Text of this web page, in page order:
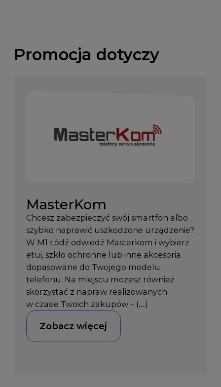
Promocja dotyczy
MasterKom
Chcesz zabezpieczyć swój smartfon albo
szybko naprawić uszkodzone urządzenie?
W M1 Łódź odwiedź Masterkom i wybierz
etui, szkło ochronne lub inne akcesoria
dopasowane do Twojego modelu
telefonu. Na miejscu możesz również
skorzystać z napraw realizowanych
w czasie Twoich zakupów – (…)
Zobacz więcej